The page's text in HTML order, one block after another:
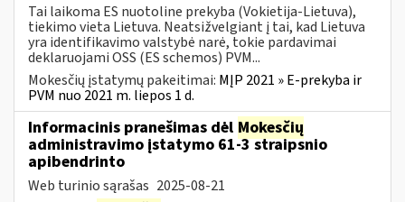
Tai laikoma ES nuotoline prekyba (Vokietija-Lietuva),
tiekimo vieta Lietuva. Neatsižvelgiant į tai, kad Lietuva
yra identifikavimo valstybė narė, tokie pardavimai
deklaruojami OSS (ES schemos) PVM...
Mokesčių įstatymų pakeitimai: MĮP 2021 » E-prekyba ir
PVM nuo 2021 m. liepos 1 d.
Informacinis pranešimas dėl Mokesčių
administravimo įstatymo 61-3 straipsnio
apibendrinto
Web turinio sąrašas 2025-08-21